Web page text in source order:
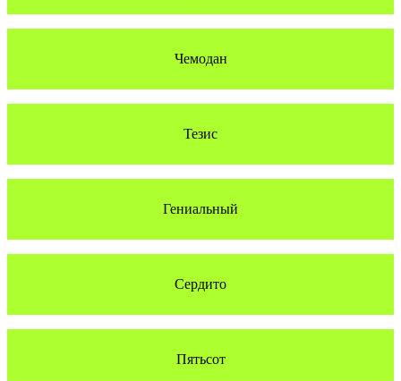
Чемодан
Тезис
Гениальный
Сердито
Пятьсот